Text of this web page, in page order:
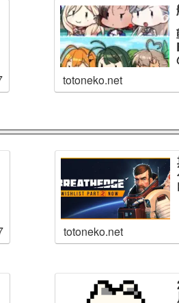
totoneko.net
totoneko.net